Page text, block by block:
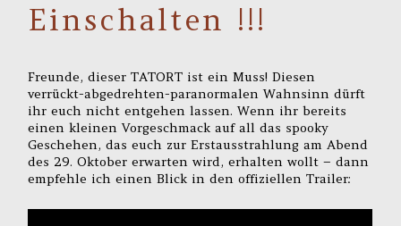
Einschalten !!!
Freunde, dieser TATORT ist ein Muss! Diesen
verrückt-abgedrehten-paranormalen Wahnsinn dürft
ihr euch nicht entgehen lassen. Wenn ihr bereits
einen kleinen Vorgeschmack auf all das spooky
Geschehen, das euch zur Erstausstrahlung am Abend
des 29. Oktober erwarten wird, erhalten wollt – dann
empfehle ich einen Blick in den offiziellen Trailer: